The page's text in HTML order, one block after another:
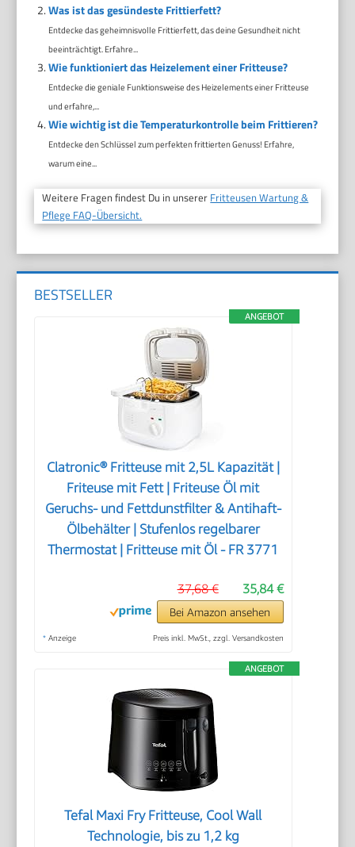
Was ist das gesündeste Frittierfett?
Entdecke das geheimnisvolle Frittierfett, das deine Gesundheit nicht
beeinträchtigt. Erfahre...
Wie funktioniert das Heizelement einer Fritteuse?
Entdecke die geniale Funktionsweise des Heizelements einer Fritteuse
und erfahre,...
Wie wichtig ist die Temperaturkontrolle beim Frittieren?
Entdecke den Schlüssel zum perfekten frittierten Genuss! Erfahre,
warum eine...
Weitere Fragen findest Du in unserer Fritteusen Wartung &
Pflege FAQ-Übersicht.
BESTSELLER
ANGEBOT
Clatronic® Fritteuse mit 2,5L Kapazität |
Friteuse mit Fett | Friteuse Öl mit
Geruchs- und Fettdunstfilter & Antihaft-
Ölbehälter | Stufenlos regelbarer
Thermostat | Fritteuse mit Öl - FR 3771
35,84 €
37,68 €
Bei Amazon ansehen
* Anzeige Preis inkl. MwSt., zzgl. Versandkosten
ANGEBOT
Tefal Maxi Fry Fritteuse, Cool Wall
Technologie, bis zu 1,2 kg